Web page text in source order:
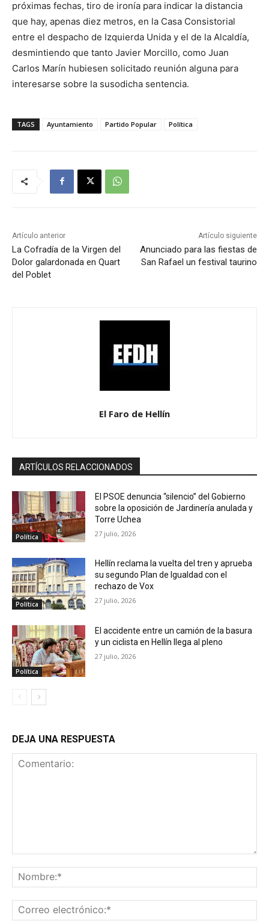
próximas fechas, tiro de ironía para indicar la distancia
que hay, apenas diez metros, en la Casa Consistorial
entre el despacho de Izquierda Unida y el de la Alcaldía,
desmintiendo que tanto Javier Morcillo, como Juan
Carlos Marín hubiesen solicitado reunión alguna para
interesarse sobre la susodicha sentencia.
TAGS Ayuntamiento Partido Popular Política
Artículo anterior
La Cofradía de la Virgen del
Dolor galardonada en Quart
del Poblet
Artículo siguiente
Anunciado para las fiestas de
San Rafael un festival taurino
El Faro de Hellín
ARTÍCULOS RELACCIONADOS
Política
El PSOE denuncia “silencio” del Gobierno
sobre la oposición de Jardinería anulada y
Torre Uchea
27 julio, 2026
Política
Hellín reclama la vuelta del tren y aprueba
su segundo Plan de Igualdad con el
rechazo de Vox
27 julio, 2026
Política
El accidente entre un camión de la basura
y un ciclista en Hellín llega al pleno
27 julio, 2026
DEJA UNA RESPUESTA